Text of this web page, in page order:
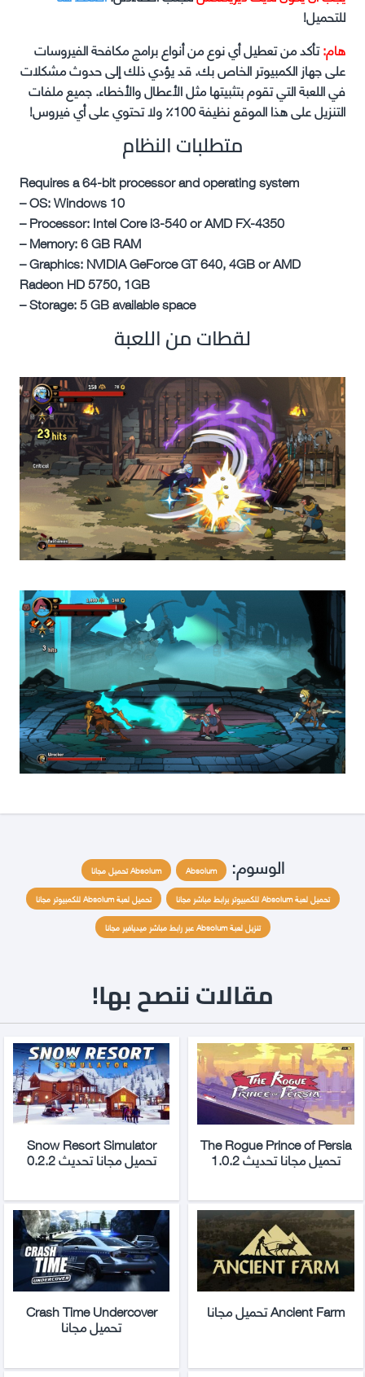
للتحميل!
هام:تأكد من تعطيل أي نوع من أنواع برامج مكافحة الفيروسات
على جهاز الكمبيوتر الخاص بك. قد يؤدي ذلك إلى حدوث مشكلات
في اللعبة التي تقوم بتثبيتها مثل الأعطال والأخطاء. جميع ملفات
التنزيل على هذا الموقع نظيفة 100٪ ولا تحتوي على أي فيروس!
متطلبات النظام
Requires a 64-bit processor and operating system
– OS: Windows 10
– Processor: Intel Core i3-540 or AMD FX-4350
– Memory: 6 GB RAM
– Graphics: NVIDIA GeForce GT 640, 4GB or AMD
Radeon HD 5750, 1GB
– Storage: 5 GB available space
لقطات من اللعبة
الوسوم: Absolum
Absolum تحميل مجانا
تحميل لعبة Absolum للكمبيوتر برابط مباشر مجانا
تحميل لعبة Absolum للكمبيوتر مجانا
تنزيل لعبة Absolum عبر رابط مباشر ميديافير مجانا
مقالات ننصح بها!
The Rogue Prince of Persia
تحميل مجانا تحديث 1.0.2
Snow Resort Simulator
تحميل مجانا تحديث 0.2.2
Ancient Farm تحميل مجانا Crash Time Undercover
تحميل مجانا